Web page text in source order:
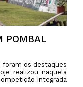
POMBAL
foram os destaques
realizou naquela
integrada